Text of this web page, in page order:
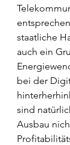
staatliche
auch ein
bei der
sind
Ausbau